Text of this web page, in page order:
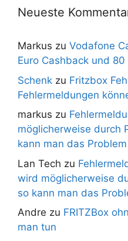
Neueste
Markus zu Vodafone
Euro Cashback und
Schenk zu Fritzbox
Fehlermeldungen
markus zu
möglicherweise durch
kann man das
Lan Tech zu
wird möglicherweise
so kann man das
Andre zu FRITZBox
man tun